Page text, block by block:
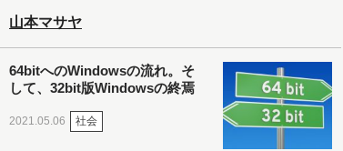
山本マサヤ
64bitへのWindowsの流れ。そ
して、32bit版Windowsの終焉
2021.05.06 社会